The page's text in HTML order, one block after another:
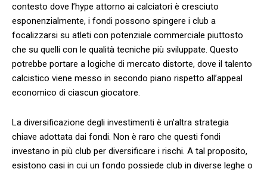
contesto dove l’hype attorno ai calciatori è cresciuto
esponenzialmente, ⁣i ⁤fondi possono spingere i club a
focalizzarsi su atleti con potenziale commerciale piuttosto
che su quelli‍ con‍ le qualità tecniche più sviluppate. ‍Questo
potrebbe portare a logiche di mercato distorte, dove il talento
calcistico‍ viene ⁣messo in‍ secondo piano rispetto all’appeal⁤
economico di ciascun⁣ giocatore.
La diversificazione degli investimenti⁤ è un’altra strategia
chiave ⁢adottata dai fondi. Non è raro‍ che questi fondi‌
investano in più club per diversificare ‌i rischi.​ A tal proposito,
esistono​ casi‌ in cui un fondo possiede‍ club in diverse leghe o